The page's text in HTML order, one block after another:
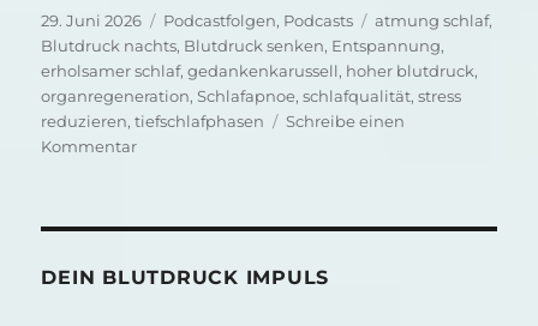
Veröffentlicht
am
29. Juni 2026 Kategorien
Podcastfolgen, Podcasts Schlagwörter
atmung schlaf,
Blutdruck nachts, Blutdruck senken, Entspannung,
erholsamer schlaf,gedankenkarussell, hoher blutdruck,
organregeneration,Schlafapnoe,schlafqualität,stress
reduzieren,tiefschlafphasen
Schreibe einen
Kommentarzu
Morgenwert
DEIN BLUTDRUCK IMPULS